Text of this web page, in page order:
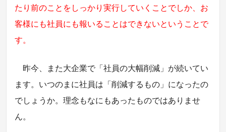
たり前のことをしっかり実行していくことでしか、お
客様にも社員にも報いることはできないということで
す。
昨今、また大企業で「社員の大幅削減」が続いてい
ます。いつのまに社員は「削減するもの」になったの
でしょうか。理念もなにもあったものではありませ
ん。